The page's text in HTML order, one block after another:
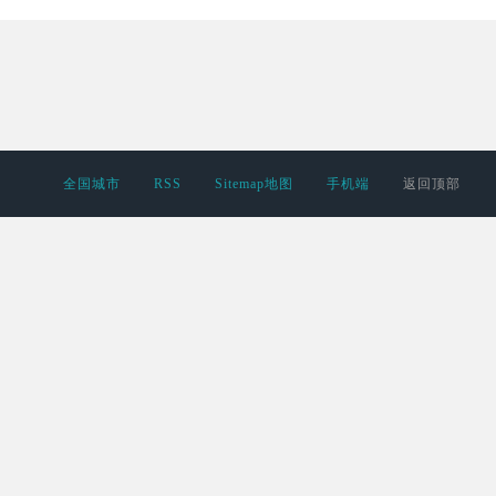
全国城市 RSS Sitemap地图 手机端 返回顶部